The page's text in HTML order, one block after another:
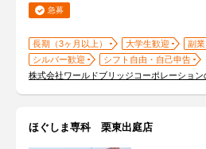
急募
長期（3ヶ月以上） 大学生歓迎
副
シルバー歓迎
シフト自由・自己申告
株式会社ワールドブリッジコーポレーション
ほぐしま専科 栗東出庭店